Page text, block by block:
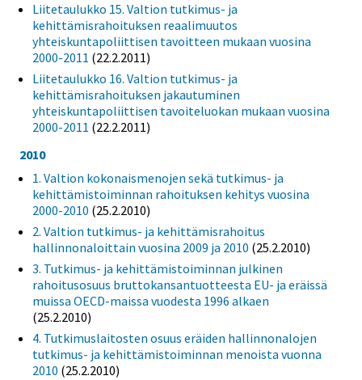
Liitetaulukko 15. Valtion tutkimus- ja
kehittämisrahoituksen reaalimuutos
yhteiskuntapoliittisen tavoitteen mukaan vuosina
2000-2011 (22.2.2011)
Liitetaulukko 16. Valtion tutkimus- ja
kehittämisrahoituksen jakautuminen
yhteiskuntapoliittisen tavoiteluokan mukaan vuosina
2000-2011 (22.2.2011)
2010
1. Valtion kokonaismenojen sekä tutkimus- ja
kehittämistoiminnan rahoituksen kehitys vuosina
2000-2010 (25.2.2010)
2. Valtion tutkimus- ja kehittämisrahoitus
hallinnonaloittain vuosina 2009 ja 2010 (25.2.2010)
3. Tutkimus- ja kehittämistoiminnan julkinen
rahoitusosuus bruttokansantuotteesta EU- ja eräissä
muissa OECD-maissa vuodesta 1996 alkaen
(25.2.2010)
4. Tutkimuslaitosten osuus eräiden hallinnonalojen
tutkimus- ja kehittämistoiminnan menoista vuonna
2010 (25.2.2010)